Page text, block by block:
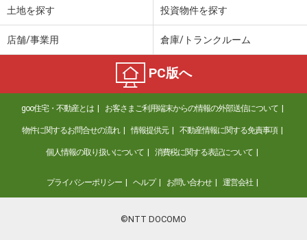
土地を探す 投資物件を探す
店舗/事業用 倉庫/トランクルーム
PC版へ
goo住宅・不動産とは お客さまご利用端末からの情報の外部送信について
物件に関するお問合せの流れ 情報提供元 不動産情報に関する免責事項
個人情報の取り扱いについて 消費税に関する表記について
プライバシーポリシー ヘルプ お問い合わせ 運営会社
©NTT DOCOMO